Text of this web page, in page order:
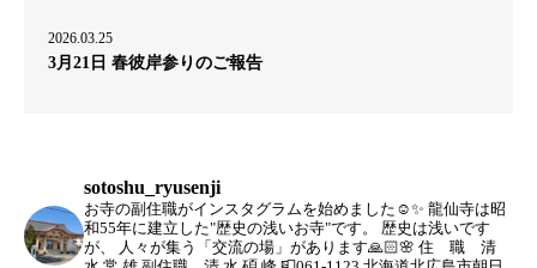
2026.03.25
3月21日 春彼岸参りのご報告
sotoshu_ryusenji
お寺の副住職がインスタグラムを始めました☺️✨ 龍仙寺は昭
和55年に建立した"歴史の浅いお寺"です。
歴史は浅いです
が、
人々が集う「交流の場」があります🙏🏻🌸 住 職 清